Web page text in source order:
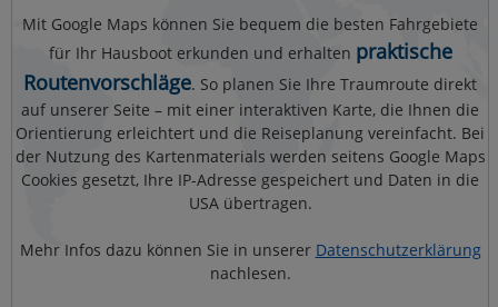
Mit Google Maps können Sie bequem die besten Fahrgebiete
für Ihr Hausboot erkunden und erhalten praktische
Routenvorschläge. So planen Sie Ihre Traumroute direkt
auf unserer Seite – mit einer interaktiven Karte, die Ihnen die
Orientierung erleichtert und die Reiseplanung vereinfacht. Bei
der Nutzung des Kartenmaterials werden seitens Google Maps
Cookies gesetzt, Ihre IP-Adresse gespeichert und Daten in die
USA übertragen.
Mehr Infos dazu können Sie in unserer Datenschutzerklärung
nachlesen.